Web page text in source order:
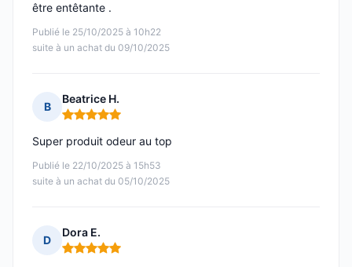
Publié le 25/10/2025 à 10h22
suite à un achat du 09/10/2025
être entêtante .
B
Beatrice H.
Note : 5 sur 5
Publié le 22/10/2025 à 15h53
suite à un achat du 05/10/2025
Super produit odeur au top
D
Dora E.
Note : 5 sur 5